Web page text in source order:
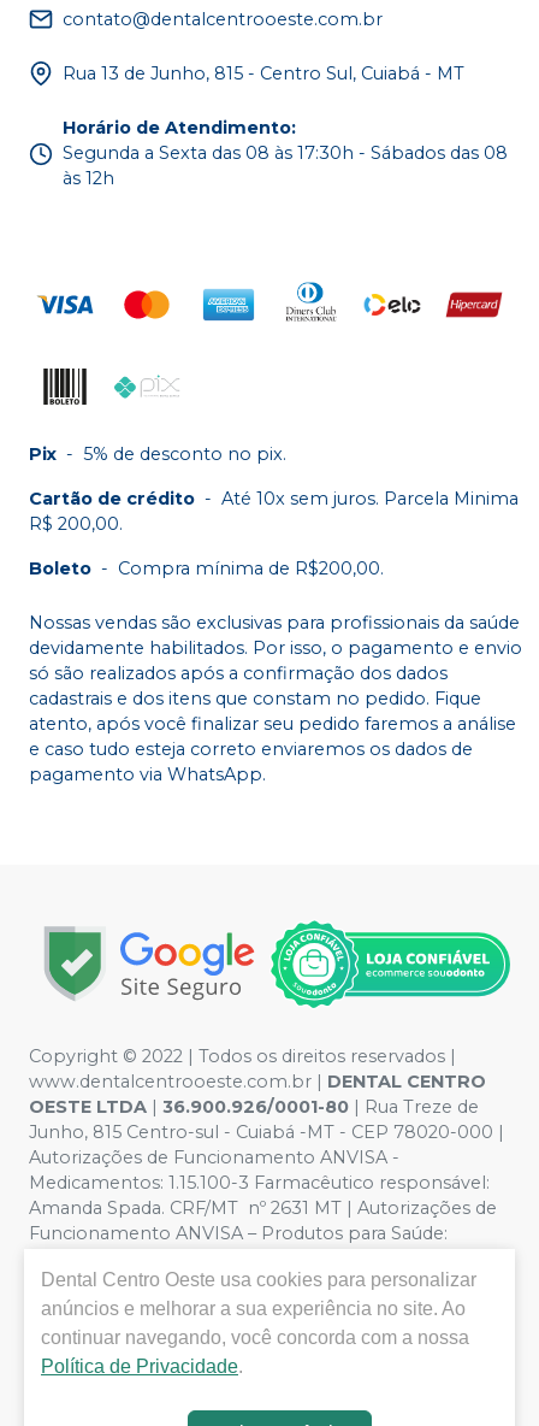
contato@dentalcentrooeste.com.br
Rua 13 de Junho, 815 - Centro Sul, Cuiabá - MT
Horário de Atendimento:
Segunda a Sexta das 08 às 17:30h - Sábados das 08
às 12h
Pix - 5% de desconto no pix.
Cartão de crédito - Até 10x sem juros. Parcela Minima
R$ 200,00.
Boleto - Compra mínima de R$200,00.
Nossas vendas são exclusivas para profissionais da saúde
devidamente habilitados. Por isso, o pagamento e envio
só são realizados após a confirmação dos dados
cadastrais e dos itens que constam no pedido. Fique
atento, após você finalizar seu pedido faremos a análise
e caso tudo esteja correto enviaremos os dados de
pagamento via WhatsApp.
Copyright © 2022 | Todos os direitos reservados |
www.dentalcentrooeste.com.br | DENTAL CENTRO
OESTE LTDA | 36.900.926/0001-80 | Rua Treze de
Junho, 815 Centro-sul - Cuiabá -MT - CEP 78020-000 |
Autorizações de Funcionamento ANVISA -
Medicamentos: 1.15.100-3 Farmacêutico responsável:
Amanda Spada. CRF/MT nº 2631 MT | Autorizações de
Funcionamento ANVISA – Produtos para Saúde:
Segurança - Fotos meramente ilustrativas - Os preços e
condições da loja virtual estão sujeitos a alterações. Em
caso de divergência de preços no site, o valor válido é o
do Carrinho de Compra. Não vendemos por atacado,
compras de grandes volumes pelo site.
Dental Centro Oeste usa cookies para personalizar
anúncios e melhorar a sua experiência no site. Ao
continuar navegando, você concorda com a nossa
Política de Privacidade.